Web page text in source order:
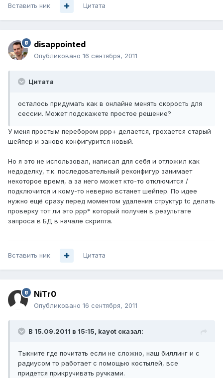
Вставить ник Цитата
disappointed
Опубликовано 16 сентября, 2011
Цитата
осталось придумать как в онлайне менять скорость для
сессии. Может подскажете простое решение?
У меня простым перебором ppp+ делается, грохается старый
шейпер и заново конфигурится новый.
Но я это не использовал, написал для себя и отложил как
недоделку, т.к. последовательный реконфигур занимает
некоторое время, а за него может кто-то отключится /
подключится и кому-то неверно встанет шейпер. По идее
нужно ещё сразу перед моментом удаления структур tc делать
проверку тот ли это ppp* который получен в результате
запроса в БД в начале скрипта.
Вставить ник Цитата
NiTr0
Опубликовано 16 сентября, 2011
В 15.09.2011 в 15:15, kayot сказал:
Тыкните где почитать если не сложно, наш биллинг и с
радиусом то работает с помощью костылей, все
придется прикручивать ручками.